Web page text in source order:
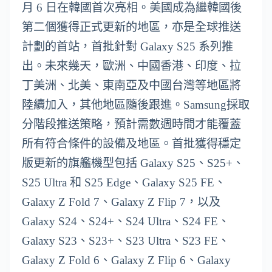
月 6 日在韓國首次亮相。美國成為繼韓國後
第二個獲得正式更新的地區，亦是全球推送
計劃的首站，首批針對 Galaxy S25 系列推
出。未來幾天，歐洲、中國香港、印度、拉
丁美洲、北美、東南亞及中國台灣等地區將
陸續加入，其他地區隨後跟進。Samsung採取
分階段推送策略，預計需數週時間才能覆蓋
所有符合條件的設備及地區。首批獲得穩定
版更新的旗艦機型包括 Galaxy S25、S25+、
S25 Ultra 和 S25 Edge、Galaxy S25 FE、
Galaxy Z Fold 7、Galaxy Z Flip 7，以及
Galaxy S24、S24+、S24 Ultra、S24 FE、
Galaxy S23、S23+、S23 Ultra、S23 FE、
Galaxy Z Fold 6、Galaxy Z Flip 6、Galaxy